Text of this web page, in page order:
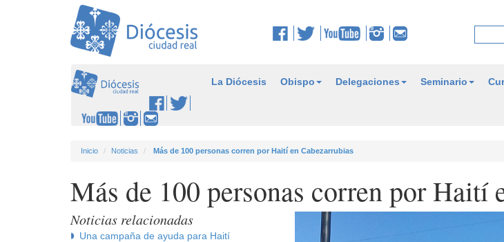
La Diócesis Obispo Delegaciones Seminario
Inicio Noticias Más de 100 personas corren por Haití en Cabezarrubias
Más de 100 personas corren por Haití
Noticias relacionadas
Una campaña de ayuda para Haití